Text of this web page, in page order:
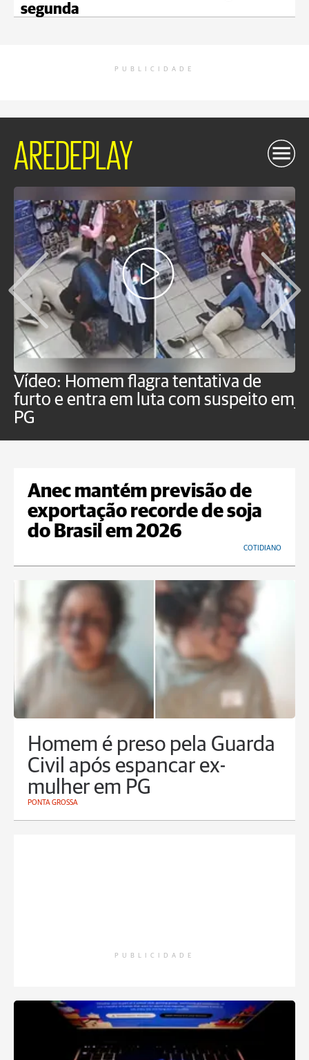
segunda
PUBLICIDADE
AREDEPLAY
Vídeo: Homem flagra tentativa de
furto e entra em luta com suspeito em
PG
Anec mantém previsão de
exportação recorde de soja
do Brasil em 2026
COTIDIANO
Homem é preso pela Guarda
Civil após espancar ex-
mulher em PG
PONTA GROSSA
PUBLICIDADE